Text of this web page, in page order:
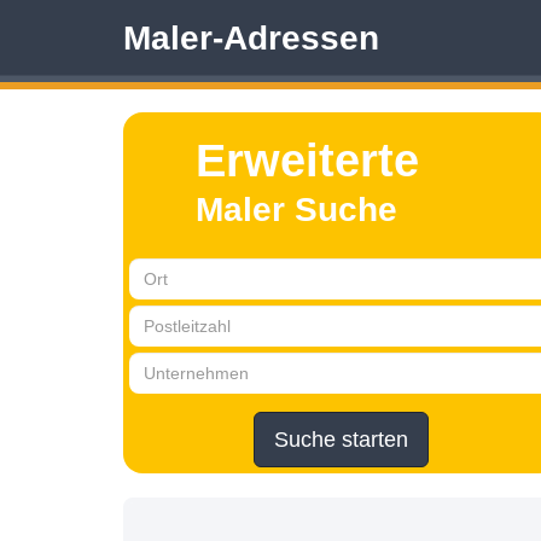
Maler-Adressen
Erweiterte
Maler Suche
Suche starten